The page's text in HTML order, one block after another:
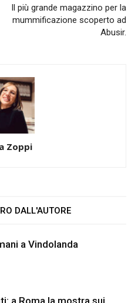
Il più grande magazzino per la
mummificazione scoperto ad
Abusir.
Zoppi
DALL'AUTORE
a Vindolanda